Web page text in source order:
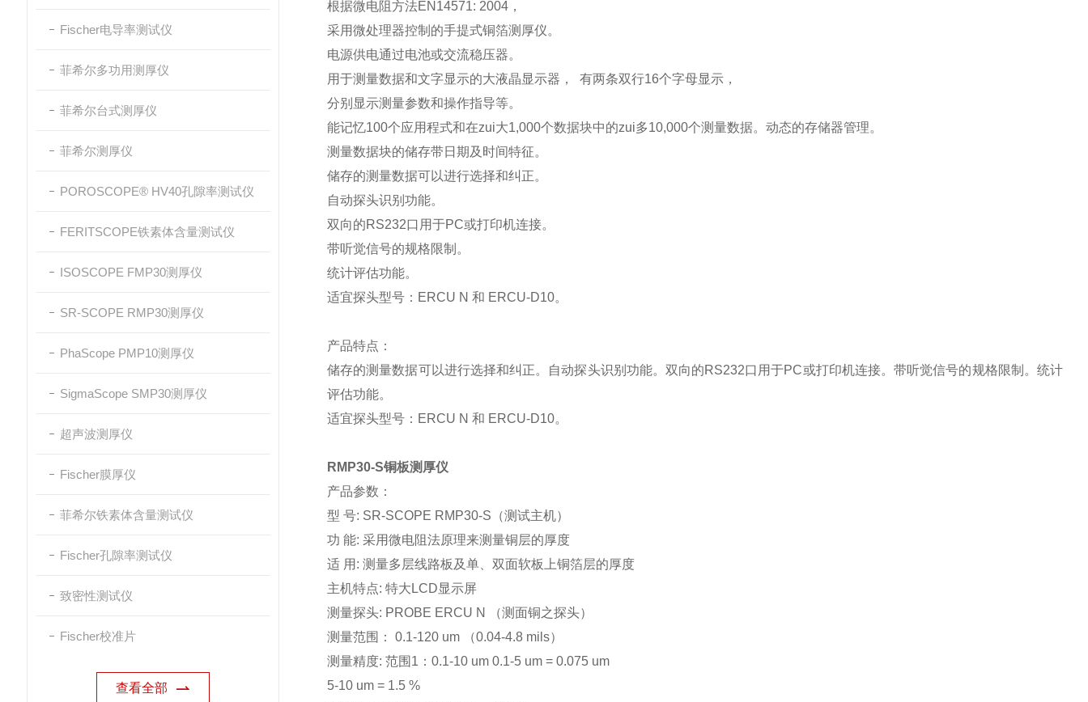
Fischer电导率测试仪
菲希尔多功用测厚仪
菲希尔台式测厚仪
菲希尔测厚仪
POROSCOPE® HV40孔隙率测试仪
FERITSCOPE铁素体含量测试仪
ISOSCOPE FMP30测厚仪
SR-SCOPE RMP30测厚仪
PhaScope PMP10测厚仪
SigmaScope SMP30测厚仪
超声波测厚仪
Fischer膜厚仪
菲希尔铁素体含量测试仪
Fischer孔隙率测试仪
致密性测试仪
Fischer校准片
查看全部
根据微电阻方法EN14571: 2004，
采用微处理器控制的手提式铜箔测厚仪。
电源供电通过电池或交流稳压器。
用于测量数据和文字显示的大液晶显示器， 有两条双行16个字母显示，
分别显示测量参数和操作指导等。
能记忆100个应用程式和在zui大1,000个数据块中的zui多10,000个测量数据。动态的存储器管理。
测量数据块的储存带日期及时间特征。
储存的测量数据可以进行选择和纠正。
自动探头识别功能。
双向的RS232口用于PC或打印机连接。
带听觉信号的规格限制。
统计评估功能。
适宜探头型号：ERCU N 和 ERCU-D10。
产品特点：
储存的测量数据可以进行选择和纠正。自动探头识别功能。双向的RS232口用于PC或打印机连接。带听觉信号的规格限制。统计
评估功能。
适宜探头型号：ERCU N 和 ERCU-D10。
RMP30-S铜板测厚仪
产品参数：
型 号: SR-SCOPE RMP30-S（测试主机）
功 能: 采用微电阻法原理来测量铜层的厚度
适 用: 测量多层线路板及单、双面软板上铜箔层的厚度
主机特点: 特大LCD显示屏
测量探头: PROBE ERCU N （测面铜之探头）
测量范围： 0.1-120 um （0.04-4.8 mils）
测量精度: 范围1：0.1-10 um 0.1-5 um = 0.075 um
5-10 um = 1.5 %